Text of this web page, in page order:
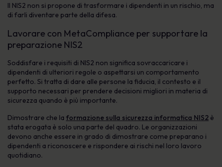
Il NIS2 non si propone di trasformare i dipendenti in un rischio, ma
di farli diventare parte della difesa.
Lavorare con MetaCompliance per supportare la
preparazione NIS2
Soddisfare i requisiti di NIS2 non significa sovraccaricare i
dipendenti di ulteriori regole o aspettarsi un comportamento
perfetto. Si tratta di dare alle persone la fiducia, il contesto e il
supporto necessari per prendere decisioni migliori in materia di
sicurezza quando è più importante.
Dimostrare che la formazione sulla sicurezza informatica NIS2 è
stata erogata è solo una parte del quadro. Le organizzazioni
devono anche essere in grado di dimostrare come preparano i
dipendenti a riconoscere e rispondere ai rischi nel loro lavoro
quotidiano.